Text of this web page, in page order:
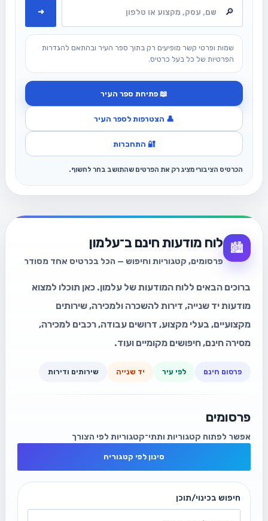
➜
שמות ופרטי קשר מופיעים רק בתוך ספר העיר ובהתאם להגדרות
הפרטיות של כל בעל כרטיס.
📖 פתיחת ספר העיר
👤 הצטרפות לספר העיר
🔐 התחברות
הכרטיס הציבורי מציג רק את הפרטים שהתושב בחר לחשוף.
🏙️ לוח מודעות חינם ב־עלמון
פרסומים, קטגוריות וחיפוש — הכל בכרטיס אחד מסודר
ברוכים הבאים ללוח המודעות של עלמון. כאן תוכלו למצוא
מודעות יד שנייה, דירות להשכרה ולמכירה, שירותים
מקצועיים, בעלי מקצוע, דרושים עבודה, רכבים למכירה,
מסירה חינם, חיפושים מקומיים ועוד.
פרסום חינם לפי עיר יד שנייה שירותים ודירות
פרסומים
אפשר לפתוח קטגוריות ותתי־קטגוריות לפי הצורך
סינון לפי קטגוריה
חיפוש בכינוי/תוכן